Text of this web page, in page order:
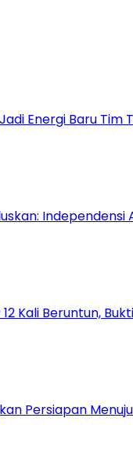
Energi Baru Tim
12 Kali Beruntun,
Persiapan Menuju